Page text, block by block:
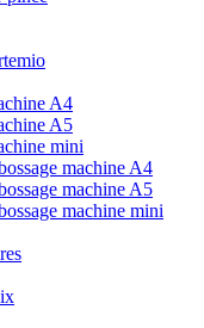
A4
A5
mini
machine A4
machine A5
machine mini